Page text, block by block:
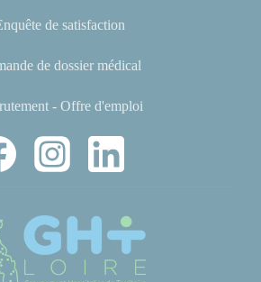
de satisfaction
de dossier médical
- Offre d'emploi